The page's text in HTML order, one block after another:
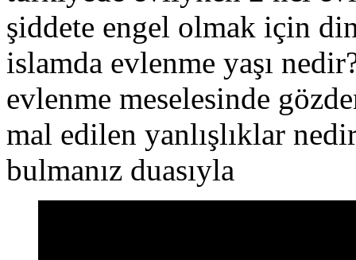
şiddete engel olmak için
islamda evlenme yaşı
evlenme meselesinde
mal edilen yanlışlıklar
bulmanız duasıyla